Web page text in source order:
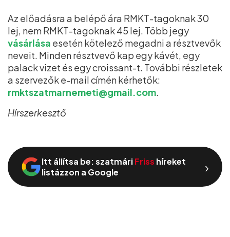
Az előadásra a belépő ️ára RMKT-tagoknak 30
lej, nem RMKT-tagoknak 45 lej. Több jegy
vásárlása esetén kötelező megadni a résztvevők
neveit. Minden résztvevő kap egy kávét, egy
palack vizet és egy croissant-t. További részletek
a szervezők e-mail címén kérhetők:
rmktszatmarnemeti@gmail.com.
Hírszerkesztő
Itt állítsa be: szatmáriFriss híreket
listázzon a Google
›